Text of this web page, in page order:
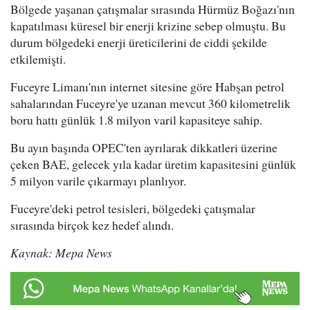
Bölgede yaşanan çatışmalar sırasında Hürmüz Boğazı'nın
kapatılması küresel bir enerji krizine sebep olmuştu. Bu
durum bölgedeki enerji üreticilerini de ciddi şekilde
etkilemişti.
Fuceyre Limanı'nın internet sitesine göre Habşan petrol
sahalarından Fuceyre'ye uzanan mevcut 360 kilometrelik
boru hattı günlük 1.8 milyon varil kapasiteye sahip.
Bu ayın başında OPEC'ten ayrılarak dikkatleri üzerine
çeken BAE, gelecek yıla kadar üretim kapasitesini günlük
5 milyon varile çıkarmayı planlıyor.
Fuceyre'deki petrol tesisleri, bölgedeki çatışmalar
sırasında birçok kez hedef alındı.
Kaynak: Mepa News